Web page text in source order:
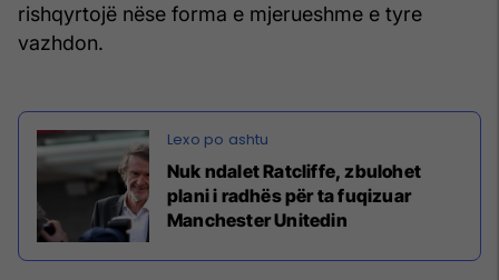
rishqyrtojë nëse forma e mjerueshme e tyre
vazhdon.
Nuk ndalet Ratcliffe, zbulohet
plani i radhës për ta fuqizuar
Manchester Unitedin